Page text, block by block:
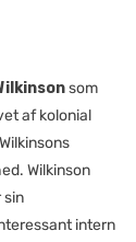
som
af kolonial
Wilkinson
sin
intern